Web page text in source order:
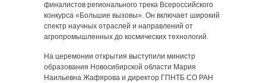
финалистов регионального трека Всероссийского
конкурса «Большие вызовы». Он включает широкий
спектр научных отраслей и направлений от
агропромышленных до космических технологий.
На церемонии открытия выступили министр
образования Новосибирской области Мария
Наильевна Жафярова и директор ГПНТБ СО РАН